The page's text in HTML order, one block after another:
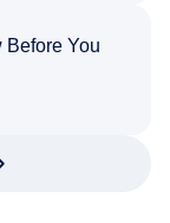
Before You